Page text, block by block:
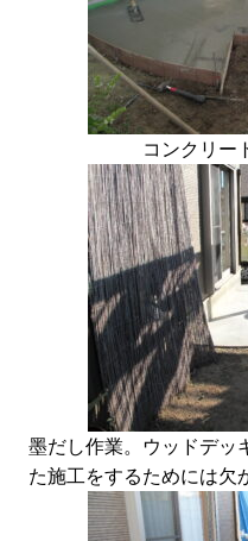
コンクリー
墨だし作業。ウッドデッ
た施工をするためには欠